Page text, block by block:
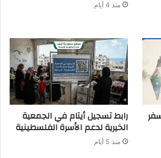
منذ 4 أيام
رابط تسجيل أيتام في الجمعية
الخيرية لدعم الأسرة الفلسطينية
منذ 5 أيام